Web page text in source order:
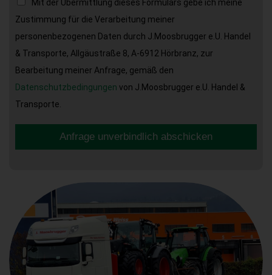
Mit der Übermittlung dieses Formulars gebe ich meine
Zustimmung für die Verarbeitung meiner
personenbezogenen Daten durch J.Moosbrugger e.U. Handel
& Transporte, Allgäustraße 8, A-6912 Hörbranz, zur
Bearbeitung meiner Anfrage, gemäß den
Datenschutzbedingungen von J.Moosbrugger e.U. Handel &
Transporte.
Anfrage unverbindlich abschicken